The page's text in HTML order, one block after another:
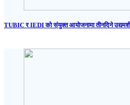
TUBIC र IEDI को संयुक्त आयोजनामा तीनदिने